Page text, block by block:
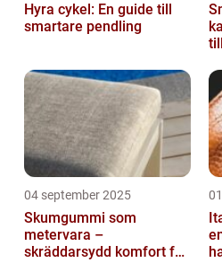
Hyra cykel: En guide till
smartare pendling
04 september 2025
Skumgummi som
metervara –
skräddarsydd komfort för